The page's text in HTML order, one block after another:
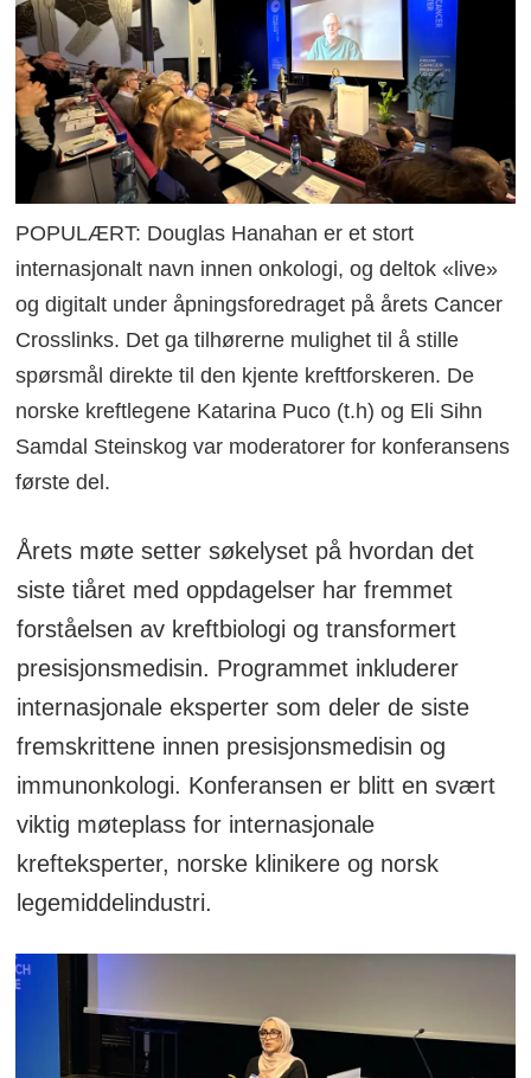
POPULÆRT: Douglas Hanahan er et stort
internasjonalt navn innen onkologi, og deltok «live»
og digitalt under åpningsforedraget på årets Cancer
Crosslinks. Det ga tilhørerne mulighet til å stille
spørsmål direkte til den kjente kreftforskeren. De
norske kreftlegene Katarina Puco (t.h) og Eli Sihn
Samdal Steinskog var moderatorer for konferansens
første del.
Årets møte setter søkelyset på hvordan det
siste tiåret med oppdagelser har fremmet
forståelsen av kreftbiologi og transformert
presisjonsmedisin. Programmet inkluderer
internasjonale eksperter som deler de siste
fremskrittene innen presisjonsmedisin og
immunonkologi. Konferansen er blitt en svært
viktig møteplass for internasjonale
krefteksperter, norske klinikere og norsk
legemiddelindustri.